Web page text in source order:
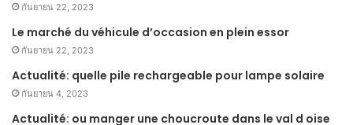
กันยายน 22, 2023
Le marché du véhicule d’occasion en plein essor
กันยายน 22, 2023
Actualité: quelle pile rechargeable pour lampe solaire
กันยายน 4, 2023
Actualité: ou manger une choucroute dans le val d oise